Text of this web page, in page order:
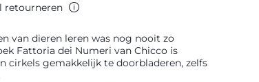
retourneren
van dieren leren was nog nooit zo
Fattoria dei Numeri van Chicco is
cirkels gemakkelijk te doorbladeren, zelfs